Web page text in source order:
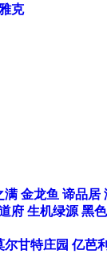
克
满 金龙鱼 谛品居
府 生机绿源 黑
尔甘特庄园 亿芭